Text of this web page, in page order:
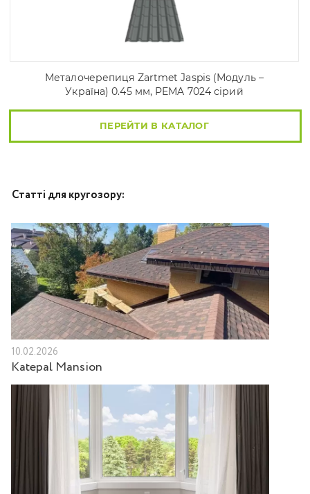
Металочерепиця Zartmet Jaspis (Модуль –
Україна) 0.45 мм, PEMA 7024 сірий
ПЕРЕЙТИ В КАТАЛОГ
Статті для кругозору:
10.02.2026
Katepal Mansion